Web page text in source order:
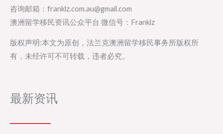
咨询邮箱：franklz.com.au@gmail.com
澳洲留学移民资讯公众平台 微信号：Franklz
版权声明:本文为原创，法兰克澳洲留学移民事务所版权所
有，未经许可不可转载，违者必究。
最新资讯